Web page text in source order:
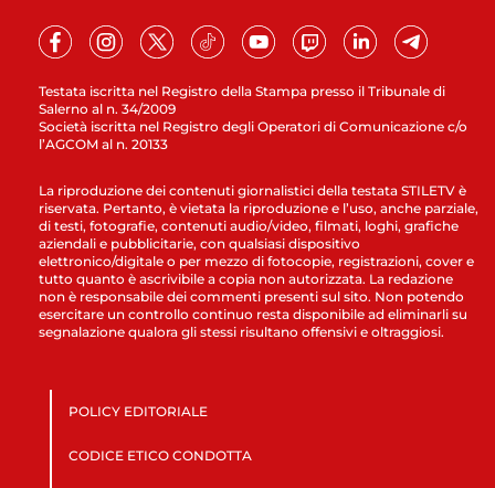
Testata iscritta nel Registro della Stampa presso il Tribunale di
Salerno al n. 34/2009
Società iscritta nel Registro degli Operatori di Comunicazione c/o
l’AGCOM al n. 20133
La riproduzione dei contenuti giornalistici della testata STILETV è
riservata. Pertanto, è vietata la riproduzione e l’uso, anche parziale,
di testi, fotografie, contenuti audio/video, filmati, loghi, grafiche
aziendali e pubblicitarie, con qualsiasi dispositivo
elettronico/digitale o per mezzo di fotocopie, registrazioni, cover e
tutto quanto è ascrivibile a copia non autorizzata. La redazione
non è responsabile dei commenti presenti sul sito. Non potendo
esercitare un controllo continuo resta disponibile ad eliminarli su
segnalazione qualora gli stessi risultano offensivi e oltraggiosi.
POLICY EDITORIALE
CODICE ETICO CONDOTTA